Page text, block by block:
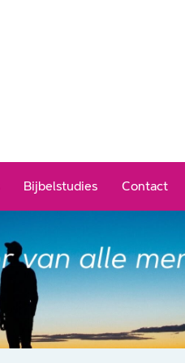
Bijbelstudies Contact